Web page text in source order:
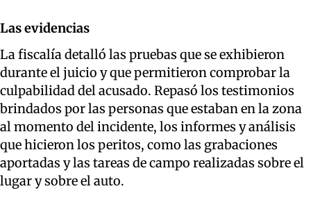
Las evidencias
La fiscalía detalló las pruebas que se exhibieron
durante el juicio y que permitieron comprobar la
culpabilidad del acusado. Repasó los testimonios
brindados por las personas que estaban en la zona
al momento del incidente, los informes y análisis
que hicieron los peritos, como las grabaciones
aportadas y las tareas de campo realizadas sobre el
lugar y sobre el auto.